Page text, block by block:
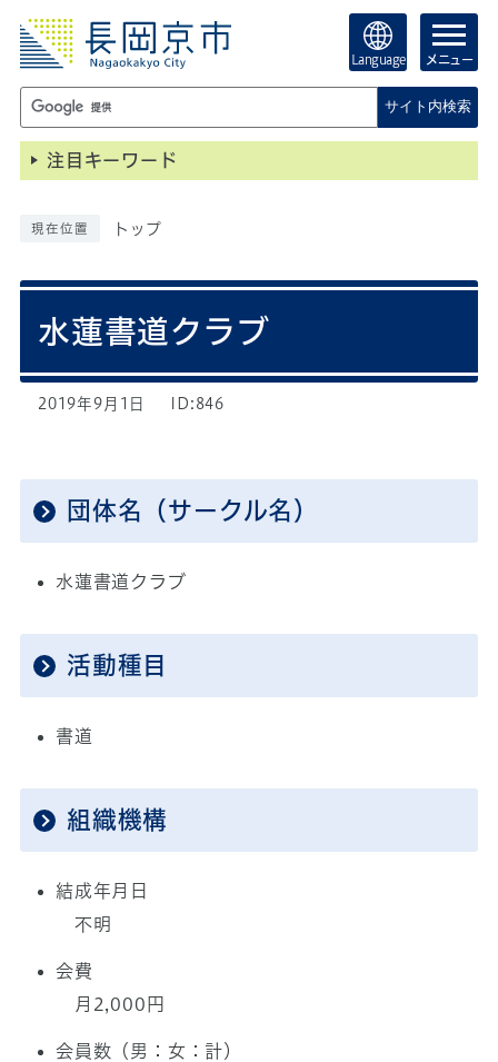
Language メニュー
サイト内検索
注目キーワード
現在位置 トップ
水蓮書道クラブ
2019年9月1日 ID:846
団体名（サークル名）
水蓮書道クラブ
活動種目
書道
組織機構
結成年月日
不明
会費
月2,000円
会員数（男：女：計）